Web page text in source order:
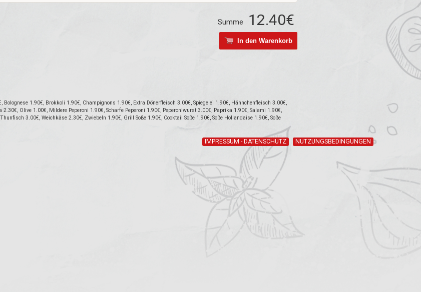
Summe 12.40€
In den Warenkorb
1.90€, Brokkoli 1.90€, Champignons 1.90€, Extra Dönerfleisch 3.00€, Spiegelei 1.90€, Hähnchenfleisch 3.00€,
Olive 1.00€, Mildere Peperoni 1.90€, Scharfe Peperoni 1.90€, Peperoniwurst 3.00€, Paprika 1.90€, Salami 1.90€,
3.00€, Weichkäse 2.30€, Zwiebeln 1.90€, Grill Soße 1.90€, Cocktail Soße 1.90€, Soße Hollandaise 1.90€, Soße
NUTZUNGSBEDINGUNGEN
IMPRESSUM - DATENSCHUTZ